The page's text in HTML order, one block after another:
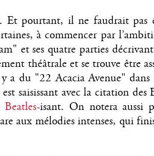
Et pourtant, il ne faudrait pas
à commencer par
et ses quatre parties
théâtrale et se trouve être
y a du "22 Acacia Avenue"
est saisissant avec la citation
Beatles-isant. On notera aussi
aux mélodies intenses, qui